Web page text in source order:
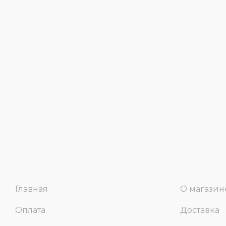
Главная О
Оплата Доставка